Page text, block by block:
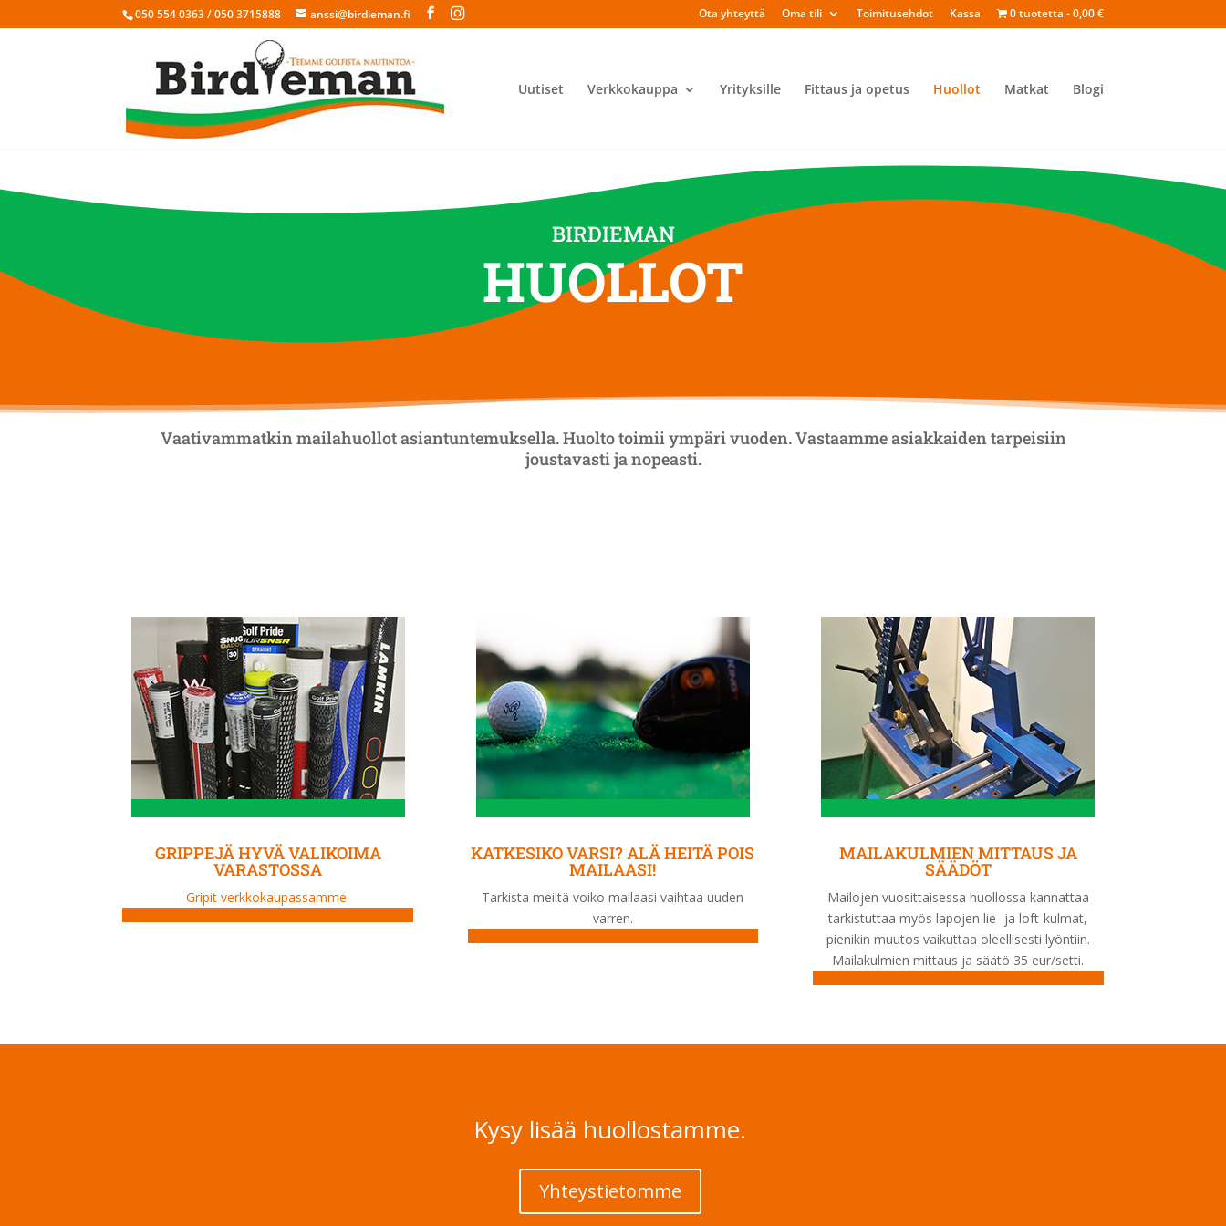
050 554 0363 / 050 3715888 anssi@birdieman.fi Ota yhteyttä Oma tili Toimitusehdot Kassa 0 tuotetta 0,00 €
Uutiset Verkkokauppa Yrityksille Fittaus ja opetus Huollot Matkat Blogi
BIRDIEMAN
HUOLLOT
Vaativammatkin mailahuollot asiantuntemuksella. Huolto toimii ympäri vuoden. Vastaamme asiakkaiden tarpeisiin
joustavasti ja nopeasti.
GRIPPEJÄ HYVÄ VALIKOIMA
VARASTOSSA
Gripit verkkokaupassamme.
KATKESIKO VARSI? ALÄ HEITÄ POIS
MAILAASI!
Tarkista meiltä voiko mailaasi vaihtaa uuden
varren.
MAILAKULMIEN MITTAUS JA
SÄÄDÖT
Mailojen vuosittaisessa huollossa kannattaa
tarkistuttaa myös lapojen lie- ja loft-kulmat,
pienikin muutos vaikuttaa oleellisesti lyöntiin.
Mailakulmien mittaus ja säätö 35 eur/setti.
Kysy lisää huollostamme.
Yhteystietomme